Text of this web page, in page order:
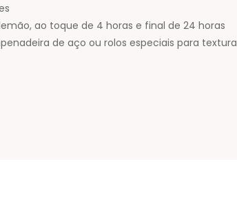
ao toque de 4 horas e final de 24 horas
de aço ou rolos especiais para textura